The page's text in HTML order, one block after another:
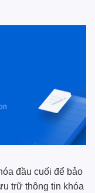
đầu cuối để bảo
trữ thông tin khóa